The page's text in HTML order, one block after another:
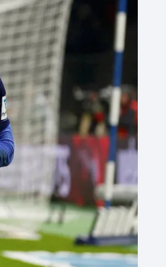
Triatlon
Veslování
Vodní slalom
Volejbal
Ostatní